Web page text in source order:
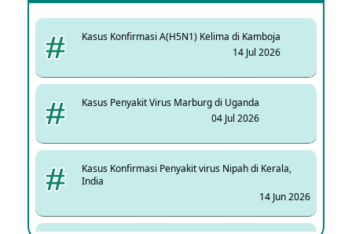
Kasus Konfirmasi A(H5N1) Kelima di Kamboja
14 Jul 2026
Kasus Penyakit Virus Marburg di Uganda
04 Jul 2026
Kasus Konfirmasi Penyakit virus Nipah di Kerala,
India
14 Jun 2026